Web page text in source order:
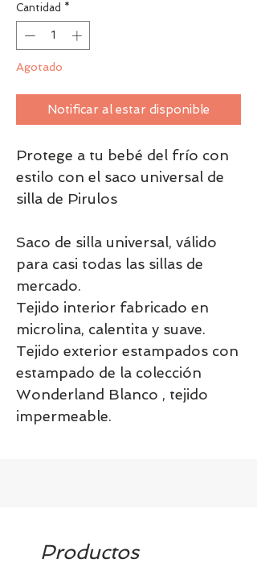
Cantidad *
Agotado
Notificar al estar disponible
Protege a tu bebé del frío con
estilo con el saco universal de
silla de Pirulos
Saco de silla universal, válido
para casi todas las sillas de
mercado.
Tejido interior fabricado en
microlina, calentita y suave.
Tejido exterior estampados con
estampado de la colección
Wonderland Blanco , tejido
impermeable.
Productos